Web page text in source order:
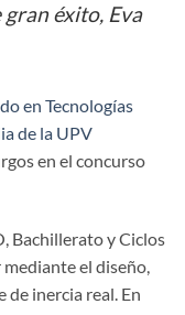
éxito, Eva
en Tecnologías
de la UPV
en el concurso
Bachillerato y Ciclos
el diseño,
inercia real. En